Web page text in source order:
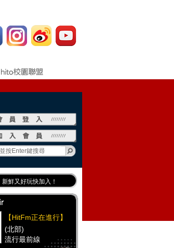
鮮又好玩快加入！
粉絲團】等你加入！
》好音樂千萬別錯過！
惠訊息都在這！
【HitFm正在進行】
(北部)
流行最前線